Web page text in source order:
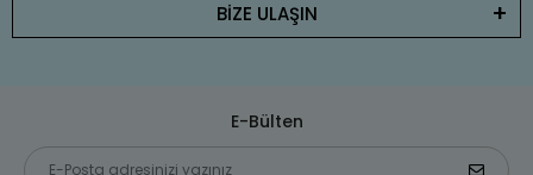
BİZE ULAŞIN
E-Bülten